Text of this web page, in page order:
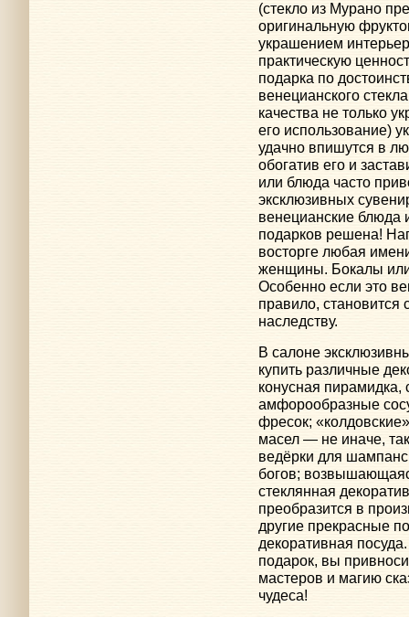
(стекло из Мурано
оригинальную
украшением
практическую
подарка по
венецианского
качества не только
его использование)
удачно впишутся в
обогатив его и
или блюда часто
эксклюзивных
венецианские блюда
подарков решена!
восторге любая
женщины. Бокалы
Особенно если это
правило, становится
наследству.
В салоне
купить различные
конусная
амфорообразные
фресок;
масел — не иначе,
ведёрки для
богов;
стеклянная
преобразится в
другие прекрасные
декоративная
подарок, вы
мастеров и магию
чудеса!